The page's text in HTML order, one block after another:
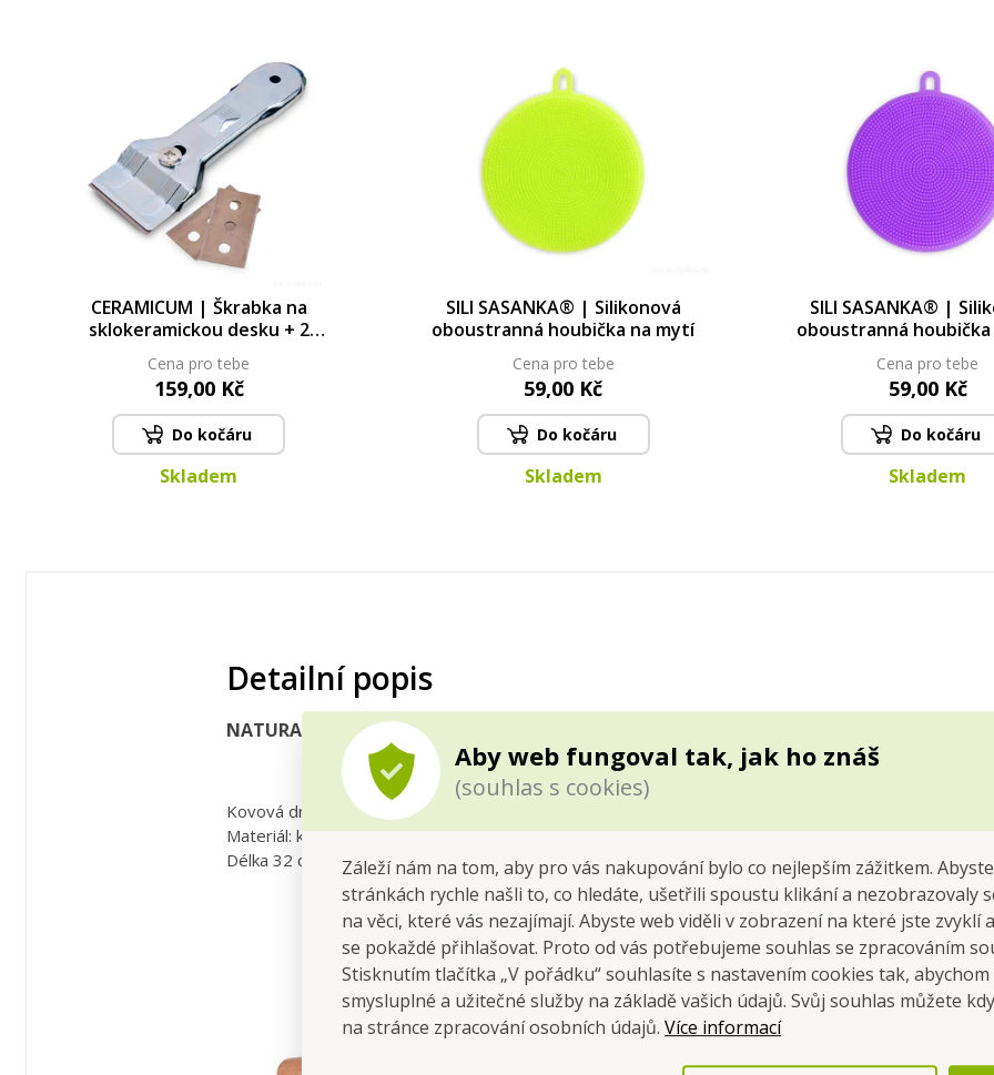
Aby web fungoval tak, jak ho znáš
(souhlas s cookies)
Záleží nám na tom, aby pro vás nakupování bylo co nejlepším zážitkem.
stránkách rychle našli to, co hledáte, ušetřili spoustu klikání a nezobrazovaly
na věci, které vás nezajímají. Abyste web viděli v zobrazení na které jste zvyklí
se pokaždé přihlašovat. Proto od vás potřebujeme souhlas se zpracováním
Stisknutím tlačítka „V pořádku“ souhlasíte s nastavením cookies tak,
smysluplné a užitečné služby na základě vašich údajů. Svůj souhlas můžete
na stránce zpracování osobních údajů.Více informací
CERAMICUM | Škrabka na
sklokeramickou desku + 2
náhradní břity ZDARMA
Cena pro tebe
159,00 Kč
Do kočáru
Skladem
SILI SASANKA® | Silikonová
oboustranná houbička na mytí
Cena pro tebe
59,00 Kč
Do kočáru
Skladem
SILI SASANKA® |
oboustranná
Cena pro tebe
59,00 Kč
Do kočáru
Skladem
Detailní popis
NATURAL LOOK pomocníci pro tvou domácnost s rukojetí z bukového dřeva.
Kovová drátěnka na nádobí s praktickou rukojetí z bukového dřeva pro snadnou manipulaci.
Materiál: kombinace dřeva, plastu a kovu.
Délka 32 cm, průměr drátěnky 9 cm.
Snadno odstraníte
připáleniny z těžko